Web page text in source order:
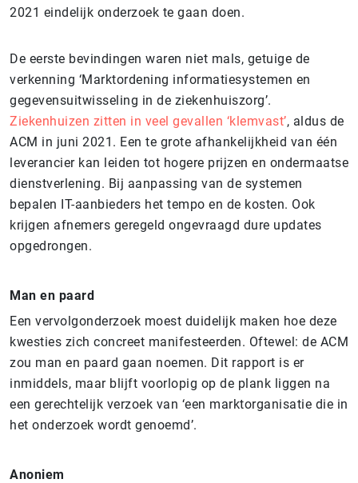
2021 eindelijk onderzoek te gaan doen.
De eerste bevindingen waren niet mals, getuige de
verkenning ‘Marktordening informatiesystemen en
gegevensuitwisseling in de ziekenhuiszorg’.
Ziekenhuizen zitten in veel gevallen ‘klemvast’, aldus de
ACM in juni 2021. Een te grote afhankelijkheid van één
leverancier kan leiden tot hogere prijzen en ondermaatse
dienstverlening. Bij aanpassing van de systemen
bepalen IT-aanbieders het tempo en de kosten. Ook
krijgen afnemers geregeld ongevraagd dure updates
opgedrongen.
Man en paard
Een vervolgonderzoek moest duidelijk maken hoe deze
kwesties zich concreet manifesteerden. Oftewel: de ACM
zou man en paard gaan noemen. Dit rapport is er
inmiddels, maar blijft voorlopig op de plank liggen na
een gerechtelijk verzoek van ‘een marktorganisatie die in
het onderzoek wordt genoemd’.
Anoniem